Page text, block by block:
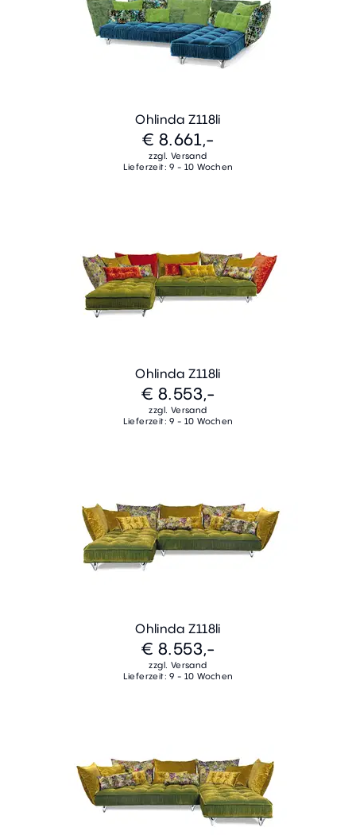
Ohlinda Z118li
€ 8.661,-
zzgl. Versand
Lieferzeit: 9 - 10 Wochen
Ohlinda Z118li
€ 8.553,-
zzgl. Versand
Lieferzeit: 9 - 10 Wochen
Ohlinda Z118li
€ 8.553,-
zzgl. Versand
Lieferzeit: 9 - 10 Wochen